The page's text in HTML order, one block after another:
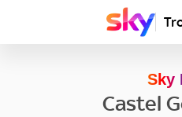
Sky
Castel